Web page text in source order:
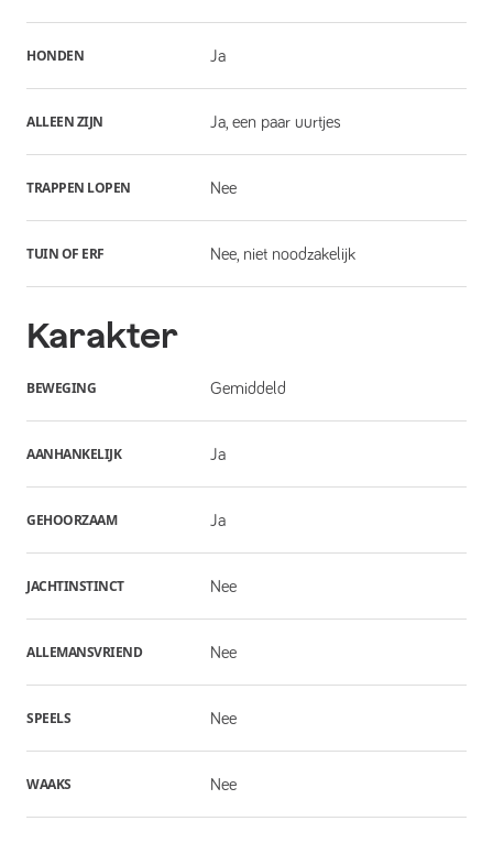
HONDEN Ja
ALLEEN ZIJN Ja, een paar uurtjes
TRAPPEN LOPEN Nee
TUIN OF ERF Nee, niet noodzakelijk
Karakter
BEWEGING Gemiddeld
AANHANKELIJK Ja
GEHOORZAAM Ja
JACHTINSTINCT Nee
ALLEMANSVRIEND Nee
SPEELS Nee
WAAKS Nee